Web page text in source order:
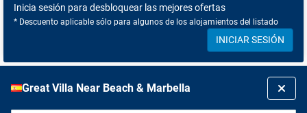
Inicia sesión para desbloquear las mejores ofertas
* Descuento aplicable sólo para algunos de los alojamientos del listado
INICIAR SESIÓN
Great Villa Near Beach & Marbella